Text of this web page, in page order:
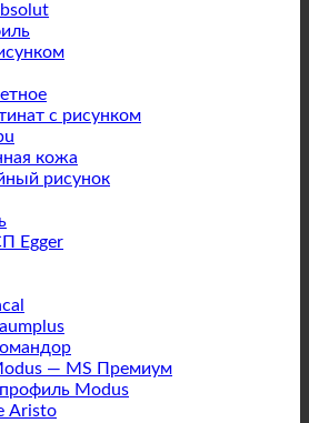
с рисунком
кожа
рисунок
Egger
— MS Премиум
Modus
Aristo